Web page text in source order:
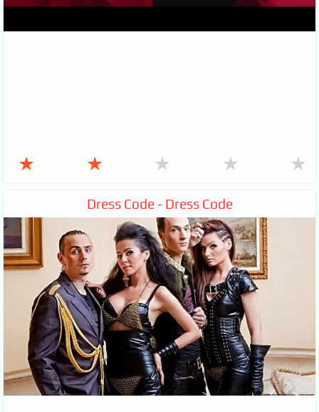
★ ★ ★ ★ ★
Dress Code - Dress Code